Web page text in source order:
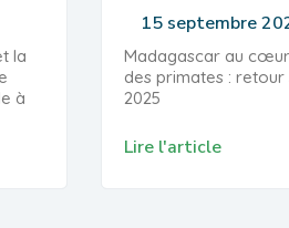
la
à
15 septembre
Madagascar au
des primates : retour
2025
Lire l'article